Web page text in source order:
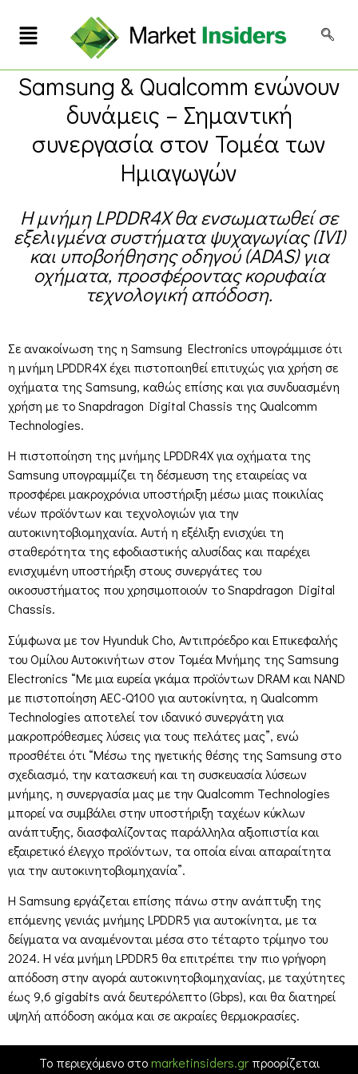
Samsung & Qualcomm ενώνουν
δυνάμεις – Σημαντική
συνεργασία στον Τομέα των
Ημιαγωγών
Η μνήμη LPDDR4X θα ενσωματωθεί σε
εξελιγμένα συστήματα ψυχαγωγίας (IVI)
και υποβοήθησης οδηγού (ADAS) για
οχήματα, προσφέροντας κορυφαία
τεχνολογική απόδοση.
Σε ανακοίνωση της η Samsung Electronics υπογράμμισε ότι
η μνήμη LPDDR4X έχει πιστοποιηθεί επιτυχώς για χρήση σε
οχήματα της Samsung, καθώς επίσης και για συνδυασμένη
χρήση με το Snapdragon Digital Chassis της Qualcomm
Technologies.
Η πιστοποίηση της μνήμης LPDDR4X για οχήματα της
Samsung υπογραμμίζει τη δέσμευση της εταιρείας να
προσφέρει μακροχρόνια υποστήριξη μέσω μιας ποικιλίας
νέων προϊόντων και τεχνολογιών για την
αυτοκινητοβιομηχανία. Αυτή η εξέλιξη ενισχύει τη
σταθερότητα της εφοδιαστικής αλυσίδας και παρέχει
ενισχυμένη υποστήριξη στους συνεργάτες του
οικοσυστήματος που χρησιμοποιούν το Snapdragon Digital
Chassis.
Σύμφωνα με τον Hyunduk Cho, Αντιπρόεδρο και Επικεφαλής
του Ομίλου Αυτοκινήτων στον Τομέα Μνήμης της Samsung
Electronics “Με μια ευρεία γκάμα προϊόντων DRAM και NAND
με πιστοποίηση AEC-Q100 για αυτοκίνητα, η Qualcomm
Technologies αποτελεί τον ιδανικό συνεργάτη για
μακροπρόθεσμες λύσεις για τους πελάτες μας”, ενώ
προσθέτει ότι “Μέσω της ηγετικής θέσης της Samsung στο
σχεδιασμό, την κατασκευή και τη συσκευασία λύσεων
μνήμης, η συνεργασία μας με την Qualcomm Technologies
μπορεί να συμβάλει στην υποστήριξη ταχέων κύκλων
ανάπτυξης, διασφαλίζοντας παράλληλα αξιοπιστία και
εξαιρετικό έλεγχο προϊόντων, τα οποία είναι απαραίτητα
για την αυτοκινητοβιομηχανία”.
Η Samsung εργάζεται επίσης πάνω στην ανάπτυξη της
επόμενης γενιάς μνήμης LPDDR5 για αυτοκίνητα, με τα
δείγματα να αναμένονται μέσα στο τέταρτο τρίμηνο του
2024. Η νέα μνήμη LPDDR5 θα επιτρέπει την πιο γρήγορη
απόδοση στην αγορά αυτοκινητοβιομηχανίας, με ταχύτητες
έως 9,6 gigabits ανά δευτερόλεπτο (Gbps), και θα διατηρεί
υψηλή απόδοση ακόμα και σε ακραίες θερμοκρασίες.
Το περιεχόμενο στοmarketinsiders.grπροορίζεται